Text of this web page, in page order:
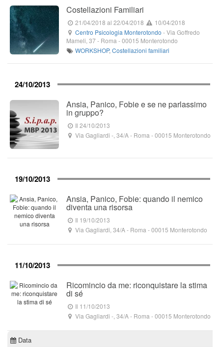
Costellazioni Familiari
21/04/2018 al 22/04/2018
10/04/2018
Centro Psicologia Monterotondo -Via Goffredo
Mameli, 37- Roma -00015 Monterotondo
WORKSHOP,Costellazioni familiari
24/10/2013
Ansia, Panico, Fobie e se ne parlassimo
in gruppo?
Il 24/10/2013
Via Gagliardi -, 34/A- Roma -00015 Monterotondo
19/10/2013
Ansia, Panico, Fobie: quando il nemico
diventa una risorsa
Il 19/10/2013
Via Gagliardi, 34/A- Roma -00015 Monterotondo
11/10/2013
Ricomincio da me: riconquistare la stima
di sé
Il 11/10/2013
Via Gagliardi -, 34/A- Roma -00015 Monterotondo
Data